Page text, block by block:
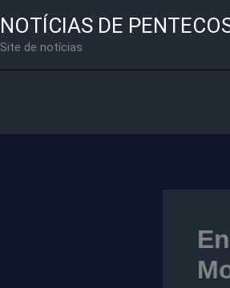
NOTÍCIAS DE
Site de notícias